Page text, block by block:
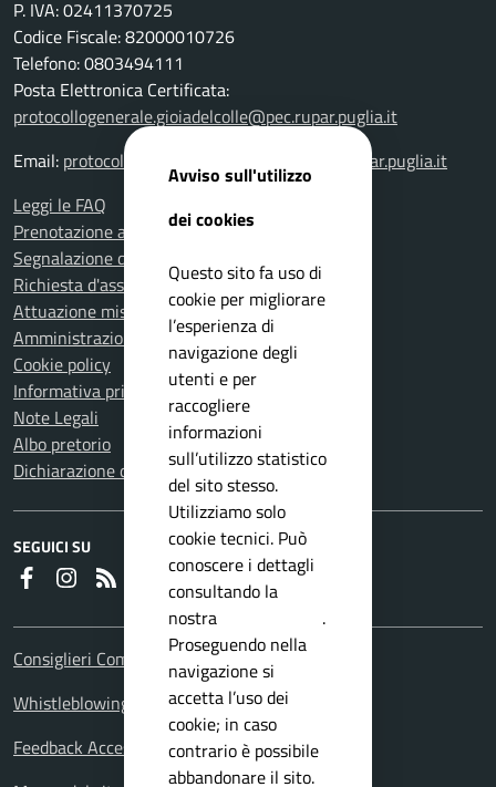
P. IVA: 02411370725
Codice Fiscale: 82000010726
Telefono: 0803494111
Posta Elettronica Certificata:
protocollogenerale.gioiadelcolle@pec.rupar.puglia.it
Email: protocollogenerale.gioiadelcolle@pec.rupar.puglia.it
Leggi le FAQ
Prenotazione appuntamento
Segnalazione disservizio
Richiesta d'assistenza
Attuazione misure PNRR
Amministrazione trasparente
Cookie policy
Informativa privacy
Note Legali
Albo pretorio
Dichiarazione di accessibilità
SEGUICI SU
FaceboookInstagram
Consiglieri Comunali
Whistleblowing Policy
Feedback Accessibilita
Avviso sull'utilizzo
dei cookies
Questo sito fa uso di
cookie per migliorare
l’esperienza di
navigazione degli
utenti e per
raccogliere
informazioni
sull’utilizzo statistico
del sito stesso.
Utilizziamo solo
cookie tecnici. Può
conoscere i dettagli
consultando la
nostra
.
Proseguendo nella
navigazione si
accetta l’uso dei
cookie; in caso
contrario è possibile
abbandonare il sito.